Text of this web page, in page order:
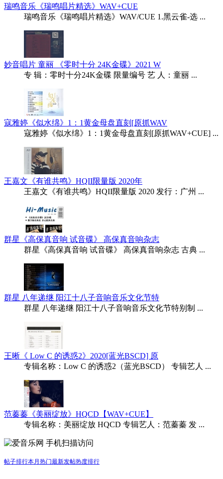
瑞鸣音乐《瑞鸣唱片精选》WAV+CUE
瑞鸣音乐《瑞鸣唱片精选》WAV/CUE 1.黑云雀-选 ...
妙音唱片 童丽 《零时十分 24K金碟》2021 W
专 辑：零时十分24K金碟 限量编号 艺 人：童丽 ...
寇雅婷《似水绵》1：1黄金母盘直刻[原抓WAV
寇雅婷《似水绵》1：1黄金母盘直刻[原抓WAV+CUE] ...
王嘉文《有谁共鸣》HQII限量版 2020年
王嘉文《有谁共鸣》HQII限量版 2020 发行：广州 ...
群星《高保真音响 试音碟》 高保真音响杂志
群星《高保真音响 试音碟》 高保真音响杂志 古典 ...
群星 八年递继 阳江十八子音响音乐文化节特
群星 八年递继 阳江十八子音响音乐文化节特别制 ...
王晰《 Low C 的诱惑2》2020[蓝光BSCD] 原
专辑名称：Low C 的诱惑2（蓝光BSCD） 专辑艺人 ...
范蓁蓁《美丽绽放》HQCD【WAV+CUE】
专辑名称：美丽绽放 HQCD 专辑艺人：范蓁蓁 发 ...
手机扫描访问
帖子排行本月热门最新发帖热度排行